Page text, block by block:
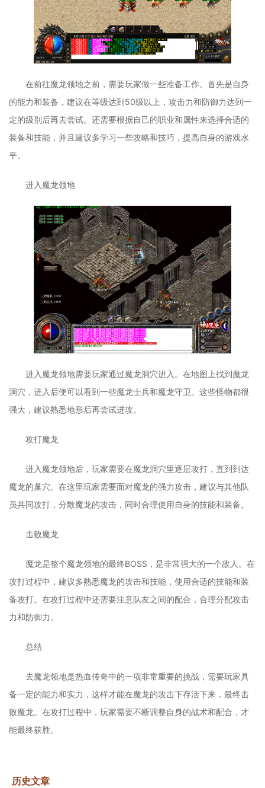
在前往魔龙领地之前，需要玩家做一些准备工作。首先是自身
的能力和装备，建议在等级达到50级以上，攻击力和防御力达到一
定的级别后再去尝试。还需要根据自己的职业和属性来选择合适的
装备和技能，并且建议多学习一些攻略和技巧，提高自身的游戏水
平。
进入魔龙领地
进入魔龙领地需要玩家通过魔龙洞穴进入。在地图上找到魔龙
洞穴，进入后便可以看到一些魔龙士兵和魔龙守卫。这些怪物都很
强大，建议熟悉地形后再尝试进攻。
攻打魔龙
进入魔龙领地后，玩家需要在魔龙洞穴里逐层攻打，直到到达
魔龙的巢穴。在这里玩家需要面对魔龙的强力攻击，建议与其他队
员共同攻打，分散魔龙的攻击，同时合理使用自身的技能和装备。
击败魔龙
魔龙是整个魔龙领地的最终BOSS，是非常强大的一个敌人。在
攻打过程中，建议多熟悉魔龙的攻击和技能，使用合适的技能和装
备攻打。在攻打过程中还需要注意队友之间的配合，合理分配攻击
力和防御力。
总结
去魔龙领地是热血传奇中的一项非常重要的挑战，需要玩家具
备一定的能力和实力，这样才能在魔龙的攻击下存活下来，最终击
败魔龙。在攻打过程中，玩家需要不断调整自身的战术和配合，才
能最终获胜。
历史文章